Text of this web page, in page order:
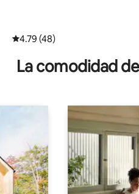
Calificación promedio: 4.79 de
4.79 (48)
La comodidad